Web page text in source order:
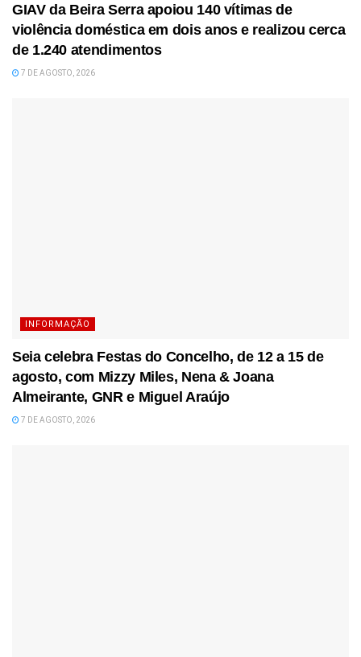
GIAV da Beira Serra apoiou 140 vítimas de
violência doméstica em dois anos e realizou cerca
de 1.240 atendimentos
7 DE AGOSTO, 2026
INFORMAÇÃO
Seia celebra Festas do Concelho, de 12 a 15 de
agosto, com Mizzy Miles, Nena & Joana
Almeirante, GNR e Miguel Araújo
7 DE AGOSTO, 2026